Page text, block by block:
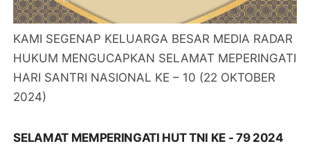
KAMI SEGENAP KELUARGA BESAR MEDIA RADAR
HUKUM MENGUCAPKAN SELAMAT MEPERINGATI
HARI SANTRI NASIONAL KE – 10 (22 OKTOBER
2024)
SELAMAT MEMPERINGATI HUT TNI KE - 79 2024